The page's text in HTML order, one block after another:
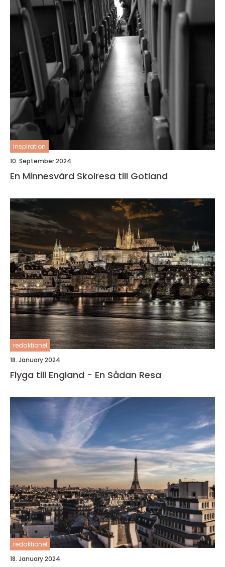
inspiration
10. September 2024
En Minnesvärd Skolresa till Gotland
redaktionel
18. January 2024
Flyga till England - En Sådan Resa
redaktionel
18. January 2024